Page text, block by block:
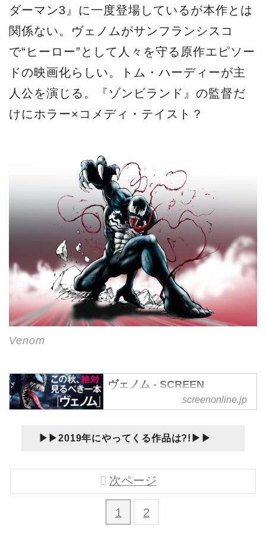
ダーマン3』に一度登場しているが本作とは
関係ない。ヴェノムがサンフランシスコ
で“ヒーロー”として人々を守る原作エピソー
ドの映画化らしい。トム・ハーディーが主
人公を演じる。『ゾンビランド』の監督だ
けにホラー×コメディ・テイスト？
Venom
ヴェノム - SCREEN
ONLINE（スクリーンオンラ
イン）
ス、ハリウッドスターの生イン
タビュー、記者会見の動画配
信、海外ドラマの紹介、貴重な
screenonline.jp
▶︎▶︎2019年にやってくる作品は?!▶︎▶︎
1 2
次ページ